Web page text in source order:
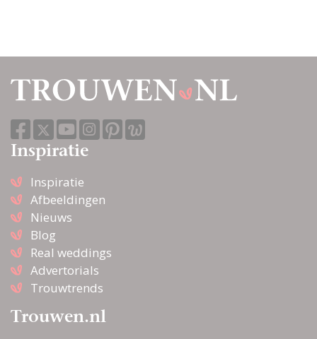
Inspiratie
Inspiratie
Afbeeldingen
Nieuws
Blog
Real weddings
Advertorials
Trouwtrends
Trouwen.nl